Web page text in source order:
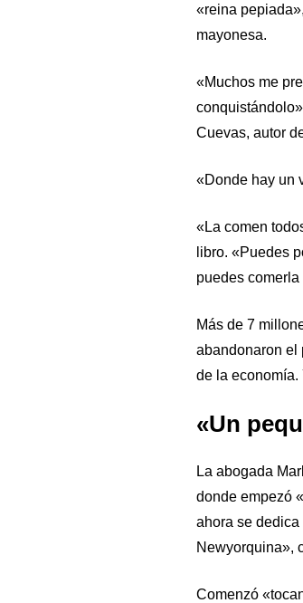
«reina
mayonesa.
«Muchos me
Cuevas, autor
«Donde hay un
«La comen
libro. «Puedes
puedes
Más de 7
abandonaron el
de la economía.
«Un
La abogada
donde empezó
ahora se
Newyorquina»,
Comenzó